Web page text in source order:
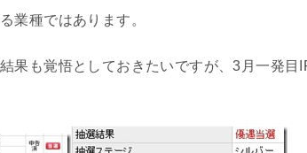
業種ではあります。
果も覚悟としておきたいですが、3月一発